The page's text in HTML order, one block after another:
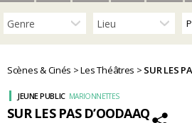
Scènes & Cinés >Les Théâtres > SUR LES
SUR LES PAS D’OODAAQ
JEUNE PUBLIC MARIONNETTES